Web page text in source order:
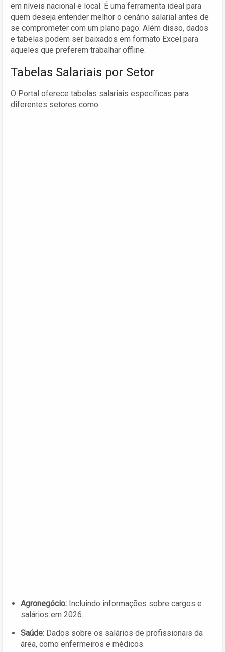
em níveis nacional e local. É uma ferramenta ideal para
quem deseja entender melhor o cenário salarial antes de
se comprometer com um plano pago. Além disso, dados
e tabelas podem ser baixados em formato Excel para
aqueles que preferem trabalhar offline.
Tabelas Salariais por Setor
O Portal oferece tabelas salariais específicas para
diferentes setores como:
Agronegócio: Incluindo informações sobre cargos e
salários em 2026.
Saúde: Dados sobre os salários de profissionais da
área, como enfermeiros e médicos.